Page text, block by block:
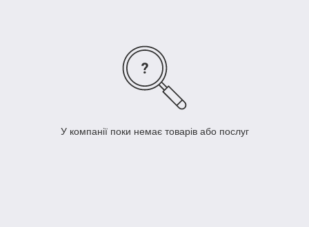
У компанії поки немає товарів або послуг